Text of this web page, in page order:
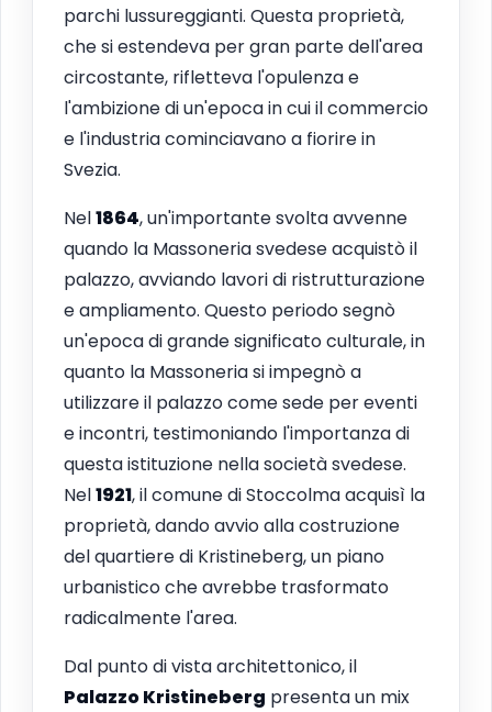
parchi lussureggianti. Questa proprietà,
che si estendeva per gran parte dell'area
circostante, rifletteva l'opulenza e
l'ambizione di un'epoca in cui il commercio
e l'industria cominciavano a fiorire in
Svezia.
Nel1864, un'importante svolta avvenne
quando la Massoneria svedese acquistò il
palazzo, avviando lavori di ristrutturazione
e ampliamento. Questo periodo segnò
un'epoca di grande significato culturale, in
quanto la Massoneria si impegnò a
utilizzare il palazzo come sede per eventi
e incontri, testimoniando l'importanza di
questa istituzione nella società svedese.
Nel1921, il comune di Stoccolma acquisì la
proprietà, dando avvio alla costruzione
del quartiere di Kristineberg, un piano
urbanistico che avrebbe trasformato
radicalmente l'area.
Dal punto di vista architettonico, il
Palazzo Kristineberg presenta un mix